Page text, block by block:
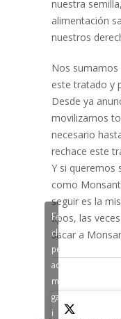
nuestra
alimentación
nuestros
Nos
este tratado y
Desde ya
movilizarnos
necesario
rechace este
Y si queremos
como
seguir es la
tipos, las
sacar a
Feu
clic
per
acceptar
màrqueting
galetes
i